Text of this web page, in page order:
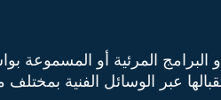
البرامج المرئية أو المسموعة
عبر الوسائل الفنية بمختلف